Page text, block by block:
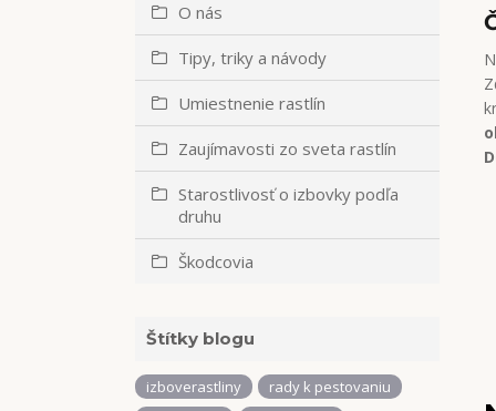
O nás
Tipy, triky a návody
Umiestnenie rastlín
Zaujímavosti zo sveta rastlín
Starostlivosť o izbovky podľa
druhu
Škodcovia
Štítky blogu
izboverastliny
rady k pestovaniu